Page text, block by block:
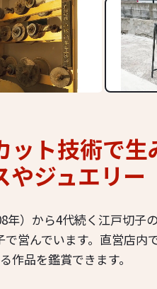
ット技術で
やジュエリー
年）から4代続く江戸切子
で営んでいます。直営店
作品を鑑賞できます。